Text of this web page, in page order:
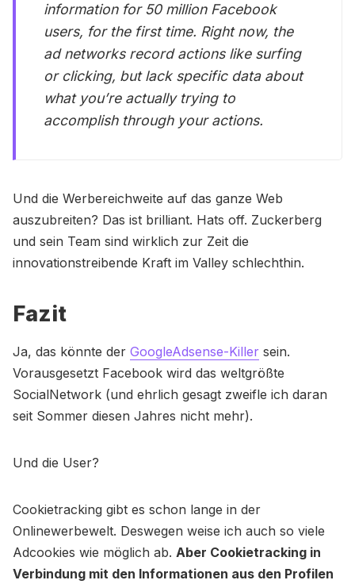
information for 50 million Facebook
users, for the first time. Right now, the
ad networks record actions like surfing
or clicking, but lack specific data about
what you’re actually trying to
accomplish through your actions.
Und die Werbereichweite auf das ganze Web
auszubreiten? Das ist brilliant. Hats off. Zuckerberg
und sein Team sind wirklich zur Zeit die
innovationstreibende Kraft im Valley schlechthin.
Fazit
Ja, das könnte der GoogleAdsense-Killer sein.
Vorausgesetzt Facebook wird das weltgrößte
SocialNetwork (und ehrlich gesagt zweifle ich daran
seit Sommer diesen Jahres nicht mehr).
Und die User?
Cookietracking gibt es schon lange in der
Onlinewerbewelt. Deswegen weise ich auch so viele
Adcookies wie möglich ab. Aber Cookietracking in
Verbindung mit den Informationen aus den Profilen